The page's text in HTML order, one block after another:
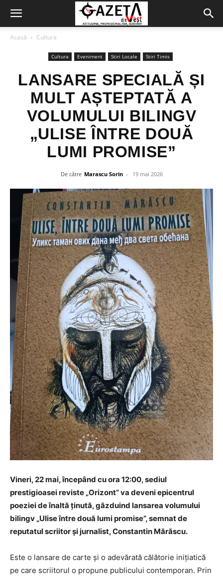
Acasă Cultura
Cultura Eveniment Stiri Locale Stiri Timis
LANSARE SPECIALĂ ȘI
MULT AȘTEPTATĂ A
VOLUMULUI BILINGV
„ULISE ÎNTRE DOUĂ
LUMI PROMISE”
De către Marascu Sorin - 19 mai 2026
Vineri, 22 mai, începând cu ora 12:00, sediul
prestigioasei reviste „Orizont” va deveni epicentrul
poeziei de înaltă ținută, găzduind lansarea volumului
bilingv „Ulise între două lumi promise”, semnat de
reputatul scriitor și jurnalist, Constantin Mărăscu.
Este o lansare de carte și o adevărată călătorie inițiatică
pe care scriitorul o propune publicului contemporan. Prin